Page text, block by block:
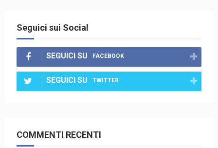
Seguici sui Social
SEGUICI SU FACEBOOK
SEGUICI SU TWITTER
COMMENTI RECENTI